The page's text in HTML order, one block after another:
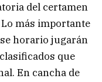
del certamen
más importante
horario jugarán
que
En cancha de